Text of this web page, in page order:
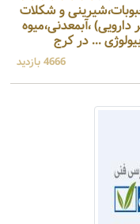
و شکلات
،آبمعدنی،میوه
... در کرج
4666 بازدید